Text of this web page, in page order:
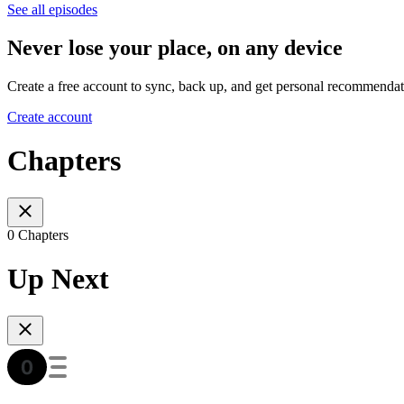
See all episodes
Never lose your place, on any device
Create a free account to sync, back up, and get personal
Create account
Chapters
0 Chapters
Up Next